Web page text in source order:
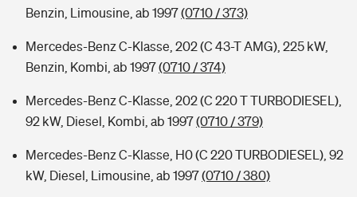
Benzin, Limousine, ab 1997(0710 / 373)
Mercedes-Benz C-Klasse, 202 (C 43-T AMG), 225 kW,
Benzin, Kombi, ab 1997(0710 / 374)
Mercedes-Benz C-Klasse, 202 (C 220 T TURBODIESEL),
92 kW, Diesel, Kombi, ab 1997(0710 / 379)
Mercedes-Benz C-Klasse, H0 (C 220 TURBODIESEL), 92
kW, Diesel, Limousine, ab 1997(0710 / 380)